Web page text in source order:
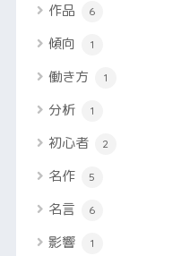
作品 6
傾向 1
働き方 1
分析 1
初心者 2
名作 5
名言 6
影響 1